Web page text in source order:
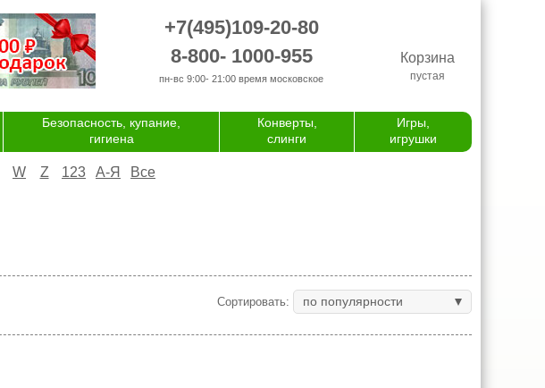
+7(495)109-20-80
8-800- 1000-955
пн-вс 9:00- 21:00 время московское
Корзина
пустая
Безопасность, купание,
гигиена
Конверты,
слинги
Игры,
игрушки
W Z 123 А-Я Все
Сортировать: по популярности